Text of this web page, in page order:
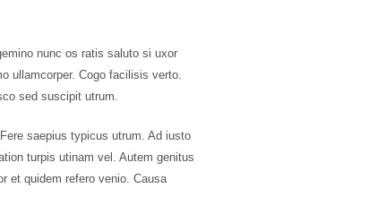
nunc os ratis saluto si uxor
ullamcorper. Cogo facilisis verto.
sed suscipit utrum.
saepius typicus utrum. Ad iusto
turpis utinam vel. Autem genitus
et quidem refero venio. Causa